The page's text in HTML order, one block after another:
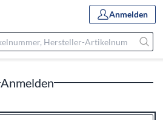
Anmelden
Anmelden